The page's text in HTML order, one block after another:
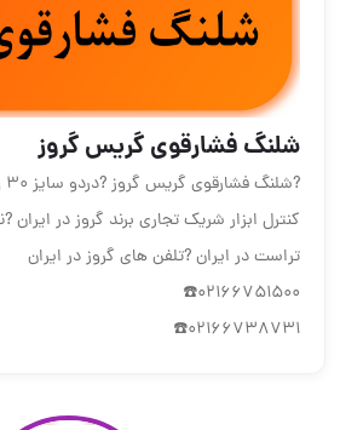
شلنگ فشارقوی گریس گروز
کنترل ابزار شریک تجاری برند گروز در ایران
تراست در ایران ?تلفن های گروز در ایران
02166751500☎️
02166738731☎️